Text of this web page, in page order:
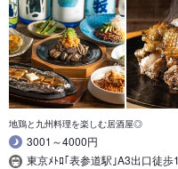
地鶏と九州料理を楽しむ居酒屋◎
3001～4000円
東京ﾒﾄﾛ｢表参道駅｣A3出口徒歩